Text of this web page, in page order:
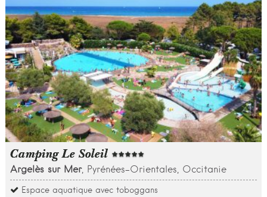
Camping Le Soleil
Argelès sur Mer, Pyrénées-Orientales, Occitanie
Espace aquatique avec toboggans